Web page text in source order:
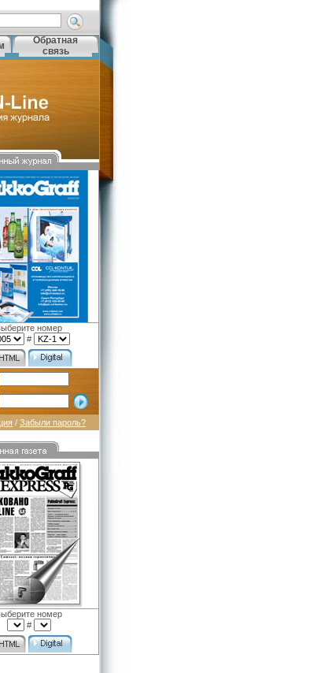
Обратная
связь
номер
#
/ Забыли пароль?
номер
#